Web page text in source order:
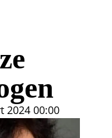
2024 00:00